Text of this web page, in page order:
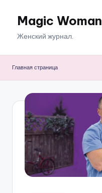
ПерейтиMagic Woman
Женский журнал.
Главная страница